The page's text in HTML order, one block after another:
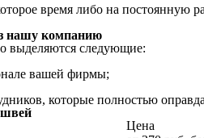
время либо на постоянную
нашу компанию
выделяются следующие:
вашей фирмы;
которые полностью
швей
Цена